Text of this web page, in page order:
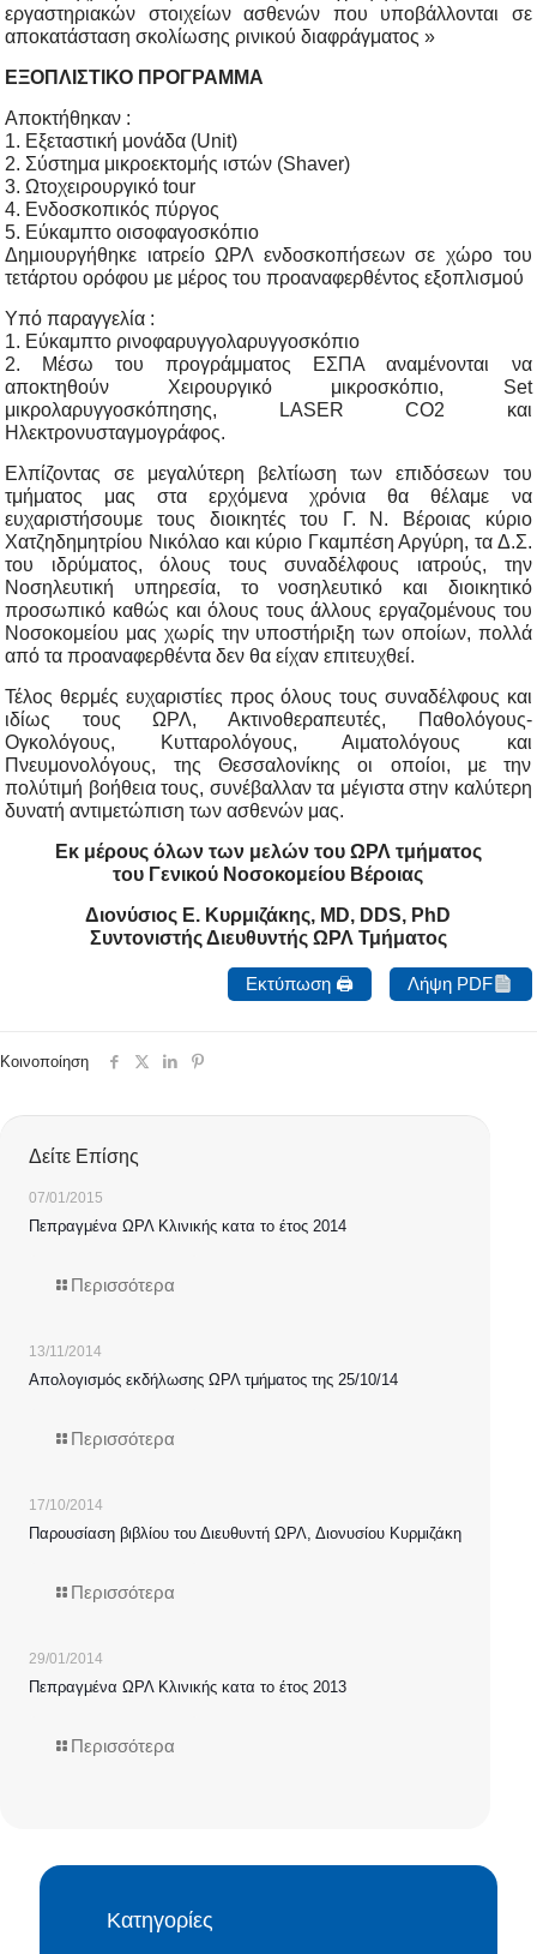
εργαστηριακών στοιχείων ασθενών που υποβάλλονται σε
αποκατάσταση σκολίωσης ρινικού διαφράγματος »
ΕΞΟΠΛΙΣΤΙΚΟ ΠΡΟΓΡΑΜΜΑ
Αποκτήθηκαν :
1. Εξεταστική μονάδα (Unit)
2. Σύστημα μικροεκτομής ιστών (Shaver)
3. Ωτοχειρουργικό tour
4. Ενδοσκοπικός πύργος
5. Εύκαμπτο οισοφαγοσκόπιο
Δημιουργήθηκε ιατρείο ΩΡΛ ενδοσκοπήσεων σε χώρο του
τετάρτου ορόφου με μέρος του προαναφερθέντος εξοπλισμού
Υπό παραγγελία :
1. Εύκαμπτο ρινοφαρυγγολαρυγγοσκόπιο
2. Μέσω του προγράμματος ΕΣΠΑ αναμένονται να
αποκτηθούν Χειρουργικό μικροσκόπιο, Set
μικρολαρυγγοσκόπησης, LASER CO2 και
Ηλεκτρονυσταγμογράφος.
Ελπίζοντας σε μεγαλύτερη βελτίωση των επιδόσεων του
τμήματος μας στα ερχόμενα χρόνια θα θέλαμε να
ευχαριστήσουμε τους διοικητές του Γ. Ν. Βέροιας κύριο
Χατζηδημητρίου Νικόλαο και κύριο Γκαμπέση Αργύρη, τα Δ.Σ.
του ιδρύματος, όλους τους συναδέλφους ιατρούς, την
Νοσηλευτική υπηρεσία, το νοσηλευτικό και διοικητικό
προσωπικό καθώς και όλους τους άλλους εργαζομένους του
Νοσοκομείου μας χωρίς την υποστήριξη των οποίων, πολλά
από τα προαναφερθέντα δεν θα είχαν επιτευχθεί.
Τέλος θερμές ευχαριστίες προς όλους τους συναδέλφους και
ιδίως τους ΩΡΛ, Ακτινοθεραπευτές, Παθολόγους-
Ογκολόγους, Κυτταρολόγους, Αιματολόγους και
Πνευμονολόγους, της Θεσσαλονίκης οι οποίοι, με την
πολύτιμή βοήθεια τους, συνέβαλλαν τα μέγιστα στην καλύτερη
δυνατή αντιμετώπιση των ασθενών μας.
Εκ μέρους όλων των μελών του ΩΡΛ τμήματος
του Γενικού Νοσοκομείου Βέροιας
Διονύσιος Ε. Κυρμιζάκης, MD, DDS, PhD
Συντονιστής Διευθυντής ΩΡΛ Τμήματος
Εκτύπωση 🖨 Λήψη PDF
Κοινοποίηση
Δείτε Επίσης
07/01/2015
Πεπραγμένα ΩΡΛ Κλινικής κατα το έτος 2014
Περισσότερα
13/11/2014
Απολογισμός εκδήλωσης ΩΡΛ τμήματος της 25/10/14
Περισσότερα
17/10/2014
Παρουσίαση βιβλίου του Διευθυντή ΩΡΛ, Διονυσίου Κυρμιζάκη
Περισσότερα
29/01/2014
Πεπραγμένα ΩΡΛ Κλινικής κατα το έτος 2013
Περισσότερα
Κατηγορίες